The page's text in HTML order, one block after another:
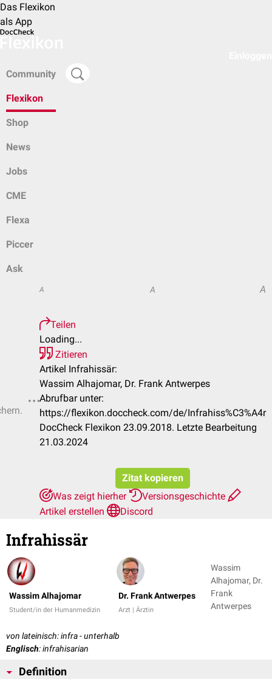
Das Flexikon
als App
Community
Flexikon
Shop
News
Jobs
CME
Flexa
Piccer
Ask
A A A
Teilen
Loading...
Zitieren
Artikel Infrahissär:
Wassim Alhajomar, Dr. Frank Antwerpes
Abrufbar unter:
https://flexikon.doccheck.com/de/Infrahiss%C3%A4r
DocCheck Flexikon 23.09.2018. Letzte Bearbeitung
21.03.2024
Zitat kopieren
Was zeigt hierher
Versionsgeschichte
Artikel erstellen
Discord
Infrahissär
Wassim Alhajomar
Student/in der Humanmedizin
Dr. Frank Antwerpes
Arzt | Ärztin
Wassim
Alhajomar, Dr.
Frank
Antwerpes
von lateinisch: infra - unterhalb
Englisch: infrahisarian
Definition